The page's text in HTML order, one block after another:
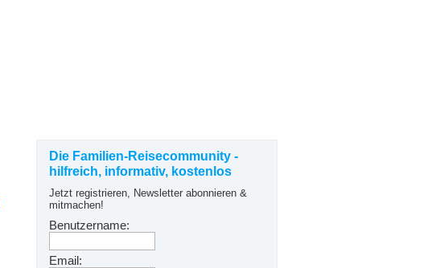
Die Familien-Reisecommunity -
hilfreich, informativ, kostenlos
Jetzt registrieren, Newsletter abonnieren &
mitmachen!
Benutzername:
Email: